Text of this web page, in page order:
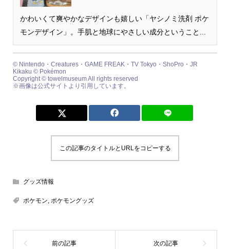
かわいくて爽やかなデザインも嬉しい「ヤシノミ洗剤 ポケ
モンデザイン」。手肌と地球にやさしい成分ということ...
© Nintendo・Creatures・GAME FREAK・TV Tokyo・ShoPro・JR
Kikaku © Pokémon
Copyright © towelmuseum All rights reserved
※画像は公式サイトより引用しています。
この記事のタイトルとURLをコピーする
グッズ情報
ポケモン, ポケモングッズ